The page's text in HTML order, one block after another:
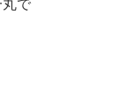
で